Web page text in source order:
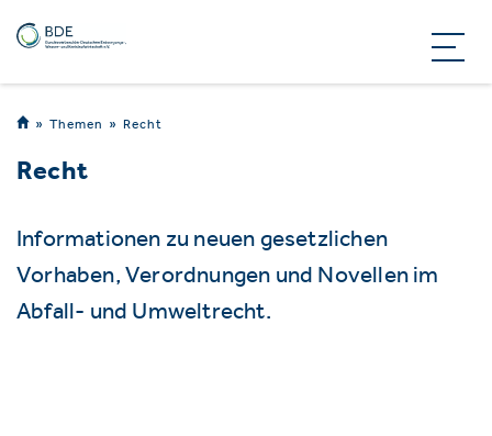
Themen Recht
Recht
Informationen zu neuen gesetzlichen
Vorhaben, Verordnungen und Novellen im
Abfall- und Umweltrecht.